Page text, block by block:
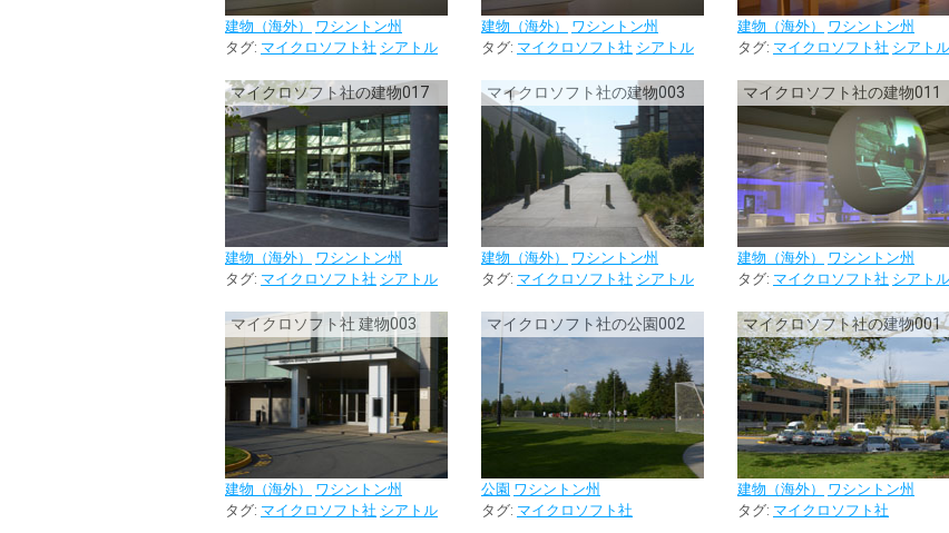
建物（海外）
ワシントン州
タグ: マイクロソフト社 シアトル
建物（海外）
ワシントン州
タグ: マイクロソフト社 シアトル
建物（海外）
ワシントン州
タグ: マイクロソフト社 シアトル
マイクロソフト社の建物017
建物（海外）
ワシントン州
タグ: マイクロソフト社 シアトル
マイクロソフト社の建物003
建物（海外）
ワシントン州
タグ: マイクロソフト社 シアトル
マイクロソフト社の建物011
建物（海外）
ワシントン州
タグ: マイクロソフト社 シアトル
マイクロソフト社 建物003
建物（海外）
ワシントン州
タグ: マイクロソフト社 シアトル
マイクロソフト社の公園002
公園 ワシントン州
タグ: マイクロソフト社
マイクロソフト社の建物001
建物（海外）
ワシントン州
タグ: マイクロソフト社